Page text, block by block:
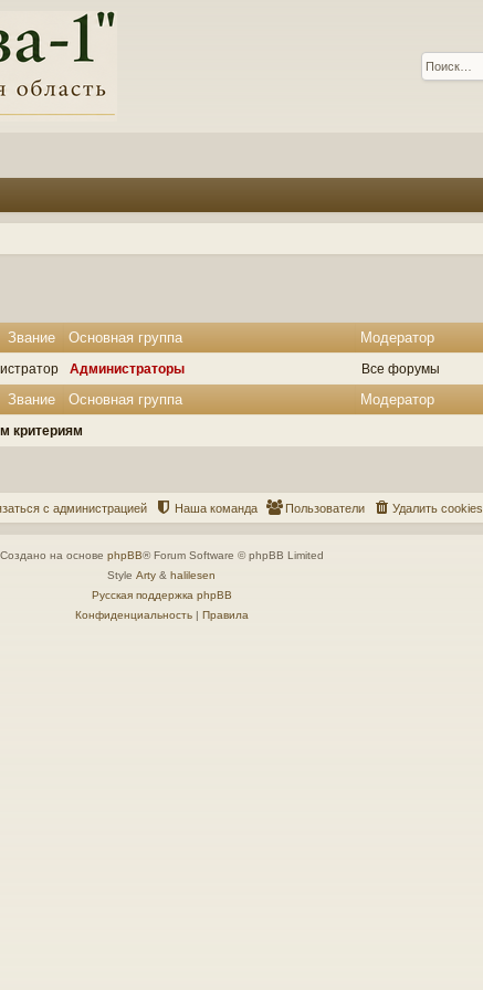
Звание Основная группа Модератор
Администраторы Все форумы
Звание Основная группа Модератор
критериям
Удалить cookies
Пользователи
Наша команда
с администрацией
Создано на основе phpBB® Forum Software © phpBB Limited
Style Arty & halilesen
Русская поддержка phpBB
Конфиденциальность| Правила